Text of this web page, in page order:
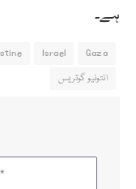
ہے۔
Gaza
Israel
انتونیو گوتریس